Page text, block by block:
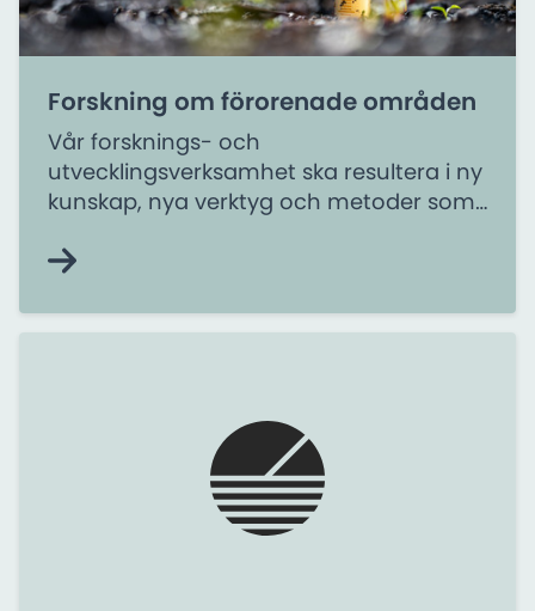
Forskning om förorenade områden
Vår forsknings- och
utvecklingsverksamhet ska resultera i ny
kunskap, nya verktyg och metoder som
områden. Resultaten integreras